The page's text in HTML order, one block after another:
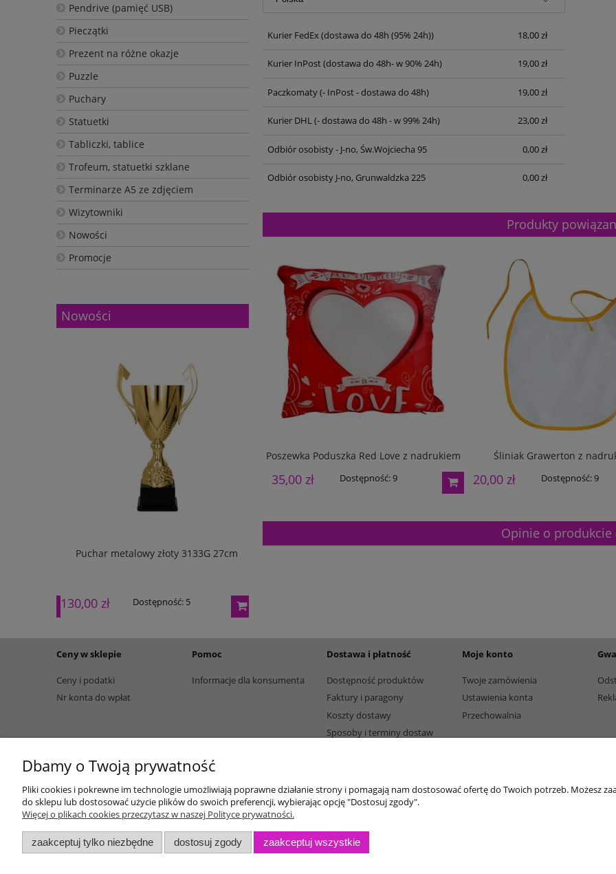
Pendrive (pamięć USB)
Pieczątki
Prezent na różne okazje
Puzzle
Puchary
Statuetki
Tabliczki, tablice
Trofeum, statuetki szklane
Terminarze A5 ze zdjęciem
Wizytowniki
Nowości
Promocje
Nowości
Puchar metalowy złoty 3133G 27cm
130,00 zł Dostępność: 5
Kurier FedEx(dostawa do 48h (95% 24h)) 18,00 zł
Kurier InPost(dostawa do 48h- w 90% 24h) 19,00 zł
Paczkomaty(- InPost - dostawa do 48h) 19,00 zł
Kurier DHL(- dostawa do 48h - w 99% 24h) 23,00 zł
Odbiór osobisty - J-no, Św.Wojciecha 95 0,00 zł
Odbiór osobisty J-no, Grunwaldzka 225 0,00 zł
Produkty
Poszewka Poduszka Red Love z nadrukiem
35,00 zł Dostępność:9
Śliniak Grawerton z
20,00 zł Dostępność:9
Opinie o produkcie
Ceny w sklepie
Ceny i podatki
Nr konta do wpłat
Pomoc
Informacje dla konsumenta
Dostawa i płatność
Dostępność produktów
Faktury i paragony
Koszty dostawy
Sposoby i terminy dostaw
Moje konto
Twoje zamówienia
Ustawienia konta
Przechowalnia
Dbamy o Twoją prywatność
Pliki cookies i pokrewne im technologie umożliwiają poprawne działanie strony i pomagają nam dostosować ofertę do Twoich potrzeb. Możesz
do sklepu lub dostosować użycie plików do swoich preferencji, wybierając opcję "Dostosuj zgody".
Więcej o plikach cookies przeczytasz w naszej Polityce prywatności.
zaakceptuj tylko niezbędne dostosuj zgody zaakceptuj wszystkie